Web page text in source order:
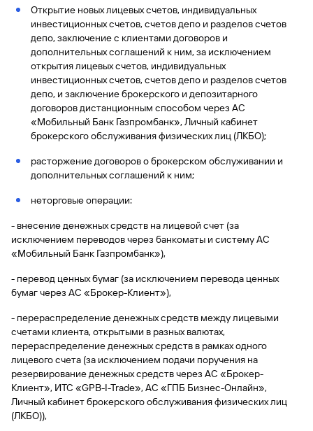
специальные
предложения
Газпром
Бонус
«Плюс»
Информация
для
держателей
карта-стикер
Банки-
партнеры
Gazprom
Pay
Федеральный
закон №115-
ФЗ
Как не
попасться
мошенникам?
полезно
Часто
задаваемые
вопросы
Калькулятор
вкладов
Быстрый
поиск
по
сайту
Вклады
Отчет о
кредитной
истории
Кредитный
помощник
Быстрый
по
сайту
Вклады
Открыть
брокерский
счет
Брокерское
обслуживание
Инвестиционные
продукты
управления
вычет
Быстрый
по
сайту
Вклады
Отчет о
кредитной
истории
Станьте
партнером
Быстрый
поиск
сайту
Кредитный
рейтинг
Отчет о
кредитной
истории
Станьте
Партнерам
Информация
партнеров
поиск
по
сайту
Вклады
Gazprom
Pay
Интернет-
банк
Мобильное
приложение
GPB-
i-
Trade
GorodPay
брокерский
счет
Брокер-
клиент
Дистанционные
сервисы
Стать
Отделения
банка
Банкоматы
инкассация
с Moniron
Онлайн-
касса 3 в 1 с
эквайрингом
Может
быть
полезно
115-ФЗ
для
бизнеса
115-ФЗ
для
бизнеса
обслуживания
юридических
лиц
Документы
для
открытия
счета
сервисы
«Копии
документов»
и «Справки»
Быстрый
поиск
по
сайту
Вклады
Курсы
валют
оплата
таможенных
платежей
Быстрый
поиск
по
сайту
по
сайту
Вклады
сайту
Вклады
Открытие новых лицевых счетов, индивидуальных
инвестиционных счетов, счетов депо и разделов счетов
депо, заключение с клиентами договоров и
дополнительных соглашений к ним, за исключением
открытия лицевых счетов, индивидуальных
инвестиционных счетов, счетов депо и разделов счетов
депо, и заключение брокерского и депозитарного
договоров дистанционным способом через АС
«Мобильный Банк Газпромбанк», Личный кабинет
брокерского обслуживания физических лиц (ЛКБО);
расторжение договоров о брокерском обслуживании и
дополнительных соглашений к ним;
неторговые операции:
- внесение денежных средств на лицевой счет (за
исключением переводов через банкоматы и систему АС
«Мобильный Банк Газпромбанк»),
- перевод ценных бумаг (за исключением перевода ценных
бумаг через АС «Брокер-Клиент»),
- перераспределение денежных средств между лицевыми
счетами клиента, открытыми в разных валютах,
перераспределение денежных средств в рамках одного
лицевого счета (за исключением подачи поручения на
резервирование денежных средств через АС «Брокер-
Клиент», ИТС «GPB-I-Trade», АС «ГПБ Бизнес-Онлайн»,
Личный кабинет брокерского обслуживания физических лиц
(ЛКБО)),